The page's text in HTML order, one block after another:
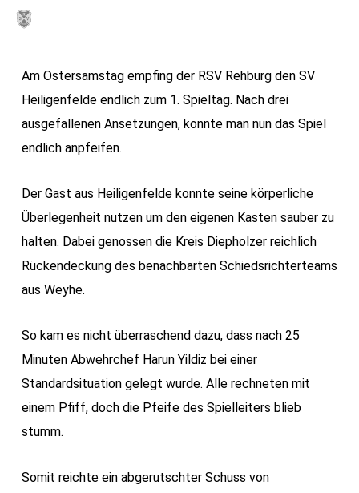
Skip
contentAm Ostersamstag empfing der RSV Rehburg den SV
Heiligenfelde endlich zum 1. Spieltag. Nach drei
ausgefallenen Ansetzungen, konnte man nun das Spiel
endlich anpfeifen.
Der Gast aus Heiligenfelde konnte seine körperliche
Überlegenheit nutzen um den eigenen Kasten sauber zu
halten. Dabei genossen die Kreis Diepholzer reichlich
Rückendeckung des benachbarten Schiedsrichterteams
aus Weyhe.
So kam es nicht überraschend dazu, dass nach 25
Minuten Abwehrchef Harun Yildiz bei einer
Standardsituation gelegt wurde. Alle rechneten mit
einem Pfiff, doch die Pfeife des Spielleiters blieb
stumm.
Somit reichte ein abgerutschter Schuss von